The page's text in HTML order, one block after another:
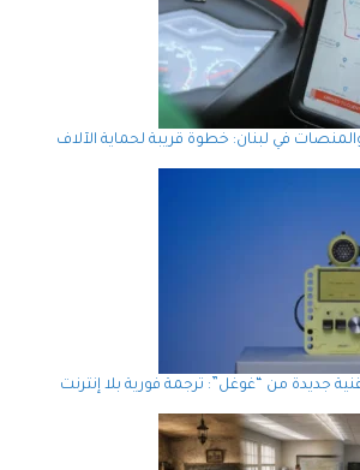
في لبنان: خطوة قريبة لحماية الآلاف